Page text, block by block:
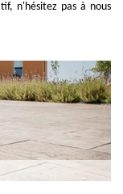
n'hésitez pas à nous